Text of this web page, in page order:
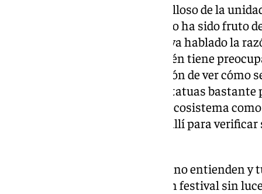
Antonio también se siente orgulloso de la
“Me siento muy bien porque esto ha sido fruto
una satisfacción que por fin haya hablado la
vallas”, comenta, aunque también tiene
«Tenemos bastante preocupación de ver cómo
se han utilizado los jardines, estatuas bastante
ver si son buenos o no para un ecosistema
ya ha dejado claro que estarán allí para
«los animales y las plantas no entienden y
por la noche,esto ha sido un festival sin